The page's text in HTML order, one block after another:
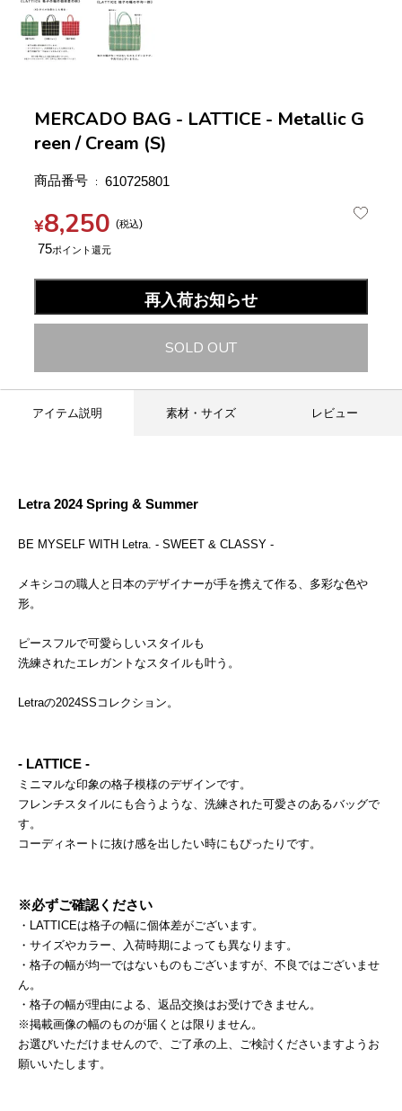
MERCADO BAG - LATTICE - Metallic G
reen / Cream (S)
商品番号 610725801
¥8,250 税込
75
再入荷お知らせ
SOLD OUT
アイテム説明 素材・サイズ レビュー
Letra 2024 Spring & Summer
BE MYSELF WITH Letra. - SWEET & CLASSY -
メキシコの職人と日本のデザイナーが手を携えて作る、多彩な色や
形。
ピースフルで可愛らしいスタイルも
洗練されたエレガントなスタイルも叶う。
Letraの2024SSコレクション。
- LATTICE -
ミニマルな印象の格子模様のデザインです。
フレンチスタイルにも合うような、洗練された可愛さのあるバッグで
す。
コーディネートに抜け感を出したい時にもぴったりです。
※必ずご確認ください
・LATTICEは格子の幅に個体差がございます。
・サイズやカラー、入荷時期によっても異なります。
・格子の幅が均一ではないものもございますが、不良ではございませ
ん。
・格子の幅が理由による、返品交換はお受けできません。
※掲載画像の幅のものが届くとは限りません。
お選びいただけませんので、ご了承の上、ご検討くださいますようお
願いいたします。